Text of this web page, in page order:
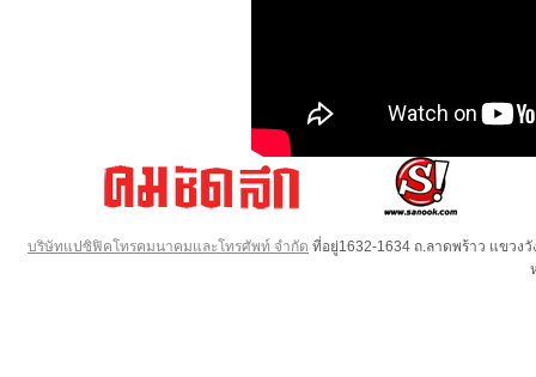
บริษัทแปซิฟิคโทรคมนาคมและโทรศัพท์ จำกัด ที่อยู่1632-1634 ถ.ลาดพร้าว แขวง